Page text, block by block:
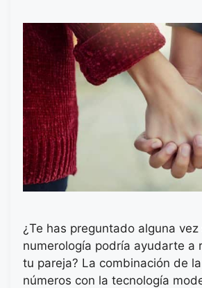
¿Te has preguntado alguna vez
numerología podría ayudarte a
tu pareja? La combinación de
números con la tecnología